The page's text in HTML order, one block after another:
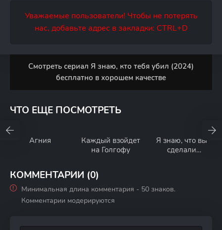
Уважаемые пользователи! Чтобы не потерять
нас, добавьте адрес в закладки: CTRL+D
Смотреть сериал Я знаю, кто тебя убил (2024)
бесплатно в хорошем качестве
ЧТО ЕЩЕ ПОСМОТРЕТЬ
Агния
Каждый взойдет
на Голгофу
Я знаю, что вы
сделали
КОММЕНТАРИИ (0)
Минимальная длина комментария - 50 знаков.
Комментарии модерируются